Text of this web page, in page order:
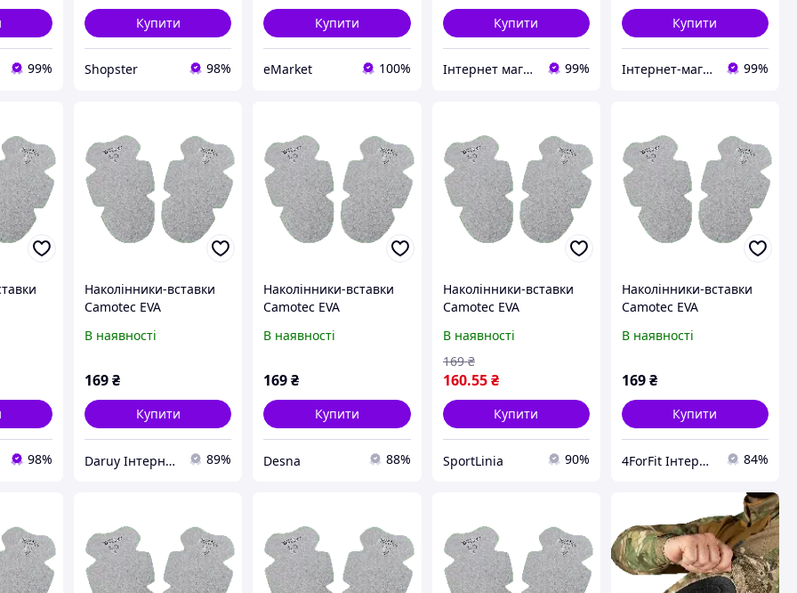
99%
Купити
Shopster 98%
Купити
eMarket 100%
Купити
Інтернет магазин "HUNTER-RV" 99%
Купити
Інтернет-магазин "Beautiks" 99%
98%
Наколінники-вставки
Camotec EVA
В наявності
169₴
Купити
Daruy Інтернет Магазин "Туристичне спорядження" 89%
Наколінники-вставки
Camotec EVA
В наявності
169₴
Купити
Desna 88%
Наколінники-вставки
Camotec EVA
В наявності
160.55 ₴
169 ₴
Купити
SportLinia 90%
Наколінники-вставки
Camotec EVA
В наявності
169₴
Купити
4ForFit Інтернет-магазин спортивних товарів 84%